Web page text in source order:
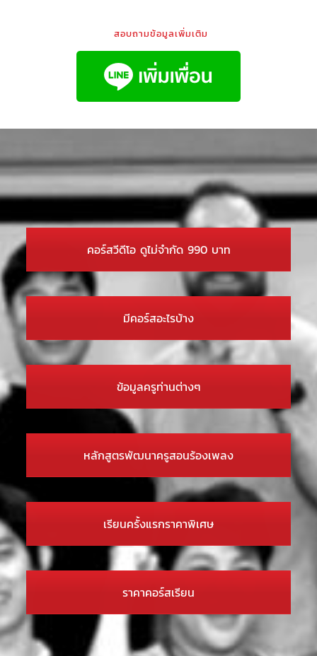
สอบถามข้อมูลเพิ่มเติม
คอร์สวีดีโอ ดูไม่จำกัด 990 บาท
มีคอร์สอะไรบ้าง
ข้อมูลครูท่านต่างๆ
หลักสูตรพัฒนาครูสอนร้องเพลง
เรียนครั้งแรกราคาพิเศษ
ราคาคอร์สเรียน